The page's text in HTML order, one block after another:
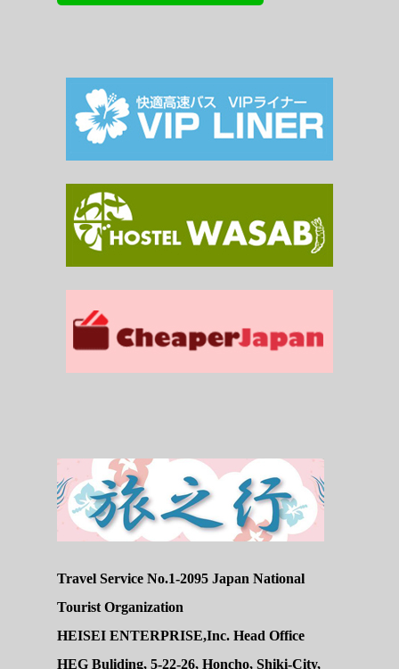
Travel Service No.1-2095 Japan National
Tourist Organization
HEISEI ENTERPRISE,Inc. Head Office
HEG Buliding, 5-22-26, Honcho, Shiki-City,